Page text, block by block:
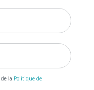
la Politique de